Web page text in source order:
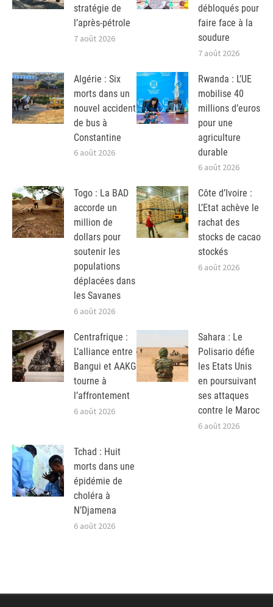
stratégie de
l’après-pétrole
7 août 2026
débloqués pour
faire face à la
soudure
7 août 2026
Algérie : Six
morts dans un
nouvel accident
de bus à
Constantine
6 août 2026
Rwanda : L’UE
mobilise 40
millions d’euros
pour une
agriculture
durable
6 août 2026
Togo : La BAD
accorde un
million de
dollars pour
soutenir les
populations
déplacées dans
les Savanes
6 août 2026
Côte d’Ivoire :
L’Etat achève le
rachat des
stocks de cacao
stockés
6 août 2026
Centrafrique :
L’alliance entre
Bangui et AAKG
tourne à
l’affrontement
6 août 2026
Sahara : Le
Polisario défie
les Etats Unis
en poursuivant
ses attaques
contre le Maroc
6 août 2026
Tchad : Huit
morts dans une
épidémie de
choléra à
N’Djamena
6 août 2026